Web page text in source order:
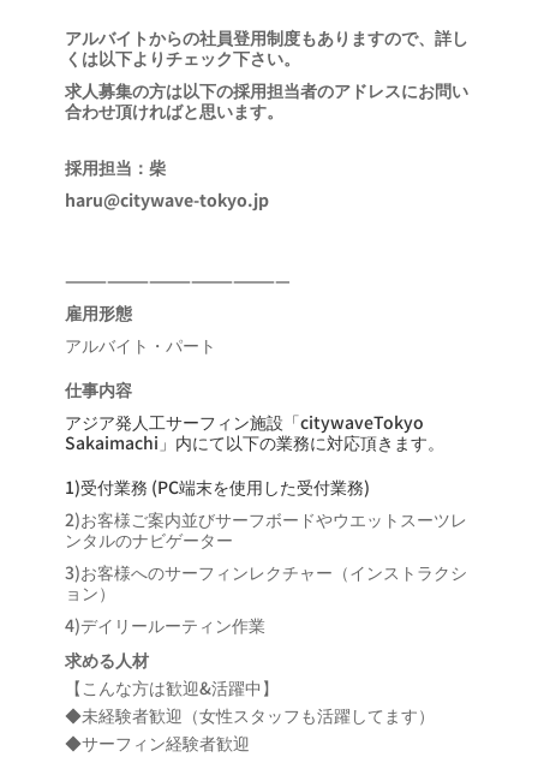
アルバイトからの社員登用制度もありますので、詳し
くは以下よりチェック下さい。
求人募集の方は以下の採用担当者のアドレスにお問い
合わせ頂ければと思います。
採用担当：柴
haru@citywave-tokyo.jp
————————————————
雇用形態
アルバイト・パート
仕事内容
アジア発人工サーフィン施設「citywaveTokyo
Sakaimachi」内にて以下の業務に対応頂きます。
1)受付業務 (PC端末を使用した受付業務)
2)お客様ご案内並びサーフボードやウエットスーツレ
ンタルのナビゲーター
3)お客様へのサーフィンレクチャー（インストラクシ
ョン）
4)デイリールーティン作業
求める人材
【こんな方は歓迎&活躍中】
◆未経験者歓迎（女性スタッフも活躍してます）
◆サーフィン経験者歓迎